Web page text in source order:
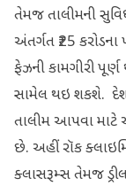
તેમજ તાલીમની
અંતર્ગત ₹25
ફેઝની કામગીરી
સામેલ થઇ શકશે.
તાલીમ આપવા માટે
છે. અહીં રૉક
ક્લાસરૂમ્સ તેમજ